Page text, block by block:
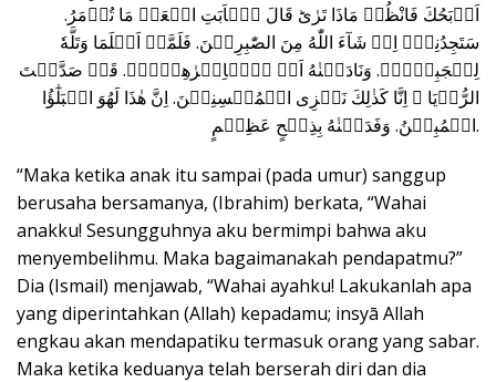
اَذۡبَحُكَ فَانْظُرۡ مَاذَا تَرٰىؕ قَالَ يٰۤاَبَتِ افۡعَلۡ مَا تُؤۡمَرُ.
سَتَجِدُنِىۡۤ اِنۡ شَآءَ اللّٰهُ مِنَ الصّٰبِرِيۡنَ‏. فَلَمَّاۤ اَسۡلَمَا وَتَلَّهٗ
لِلۡجَبِيۡنِۚ‏. وَنَادَيۡنٰهُ اَنۡ يّٰۤاِبۡرٰهِيۡمُۙ‏. قَدۡ صَدَّقۡتَ
الرُّءۡيَا ۚ اِنَّا كَذٰلِكَ نَجۡزِى الۡمُحۡسِنِيۡنَ‏. اِنَّ هٰذَا لَهُوَ الۡبَلٰٓؤُا
الۡمُبِيۡنُ‏. وَفَدَيۡنٰهُ بِذِبۡحٍ عَظِيۡمٍ‏.
“Maka ketika anak itu sampai (pada umur) sanggup
berusaha bersamanya, (Ibrahim) berkata, “Wahai
anakku! Sesungguhnya aku bermimpi bahwa aku
menyembelihmu. Maka bagaimanakah pendapatmu?”
Dia (Ismail) menjawab, “Wahai ayahku! Lakukanlah apa
yang diperintahkan (Allah) kepadamu; insyā Allah
engkau akan mendapatiku termasuk orang yang sabar.
Maka ketika keduanya telah berserah diri dan dia